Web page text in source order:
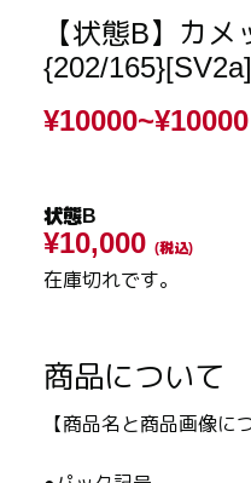
【状態B】カメ
{202/165}[SV2a]
¥10000~¥10000
状態B
¥10,000 (税込)
在庫切れです。
商品について
【商品名と商品画像に